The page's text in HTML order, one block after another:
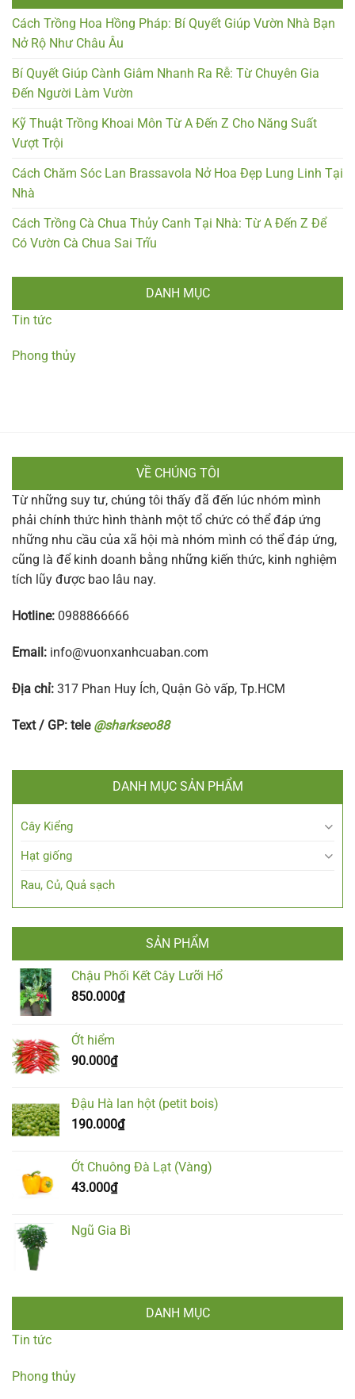
Cách Trồng Hoa Hồng Pháp: Bí Quyết Giúp Vườn Nhà Bạn
Nở Rộ Như Châu Âu
Bí Quyết Giúp Cành Giâm Nhanh Ra Rễ: Từ Chuyên Gia
Đến Người Làm Vườn
Kỹ Thuật Trồng Khoai Môn Từ A Đến Z Cho Năng Suất
Vượt Trội
Cách Chăm Sóc Lan Brassavola Nở Hoa Đẹp Lung Linh Tại
Nhà
Cách Trồng Cà Chua Thủy Canh Tại Nhà: Từ A Đến Z Để
Có Vườn Cà Chua Sai Trĩu
DANH MỤC
Tin tức
Phong thủy
VỀ CHÚNG TÔI
Từ những suy tư, chúng tôi thấy đã đến lúc nhóm mình
phải chính thức hình thành một tổ chức có thể đáp ứng
những nhu cầu của xã hội mà nhóm mình có thể đáp ứng,
cũng là để kinh doanh bằng những kiến thức, kinh nghiệm
tích lũy được bao lâu nay.
Hotline: 0988866666
Email: info@vuonxanhcuaban.com
Địa chỉ: 317 Phan Huy Ích, Quận Gò vấp, Tp.HCM
Text / GP: tele @sharkseo88
DANH MỤC SẢN PHẨM
Cây Kiểng
Hạt giống
Rau, Củ, Quả sạch
SẢN PHẨM
Chậu Phối Kết Cây Lưỡi Hổ
850.000₫
Ớt hiểm
90.000₫
Đậu Hà lan hột (petit bois)
190.000₫
Ớt Chuông Đà Lạt (Vàng)
43.000₫
Ngũ Gia Bì
DANH MỤC
Tin tức
Phong thủy